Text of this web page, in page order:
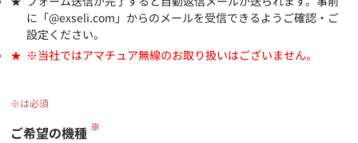
に「@exseli.com」からのメールを受信できるようご確認・ご
設定ください。
※当社ではアマチュア無線のお取り扱いはございません。
※は必須
ご希望の機種 ※